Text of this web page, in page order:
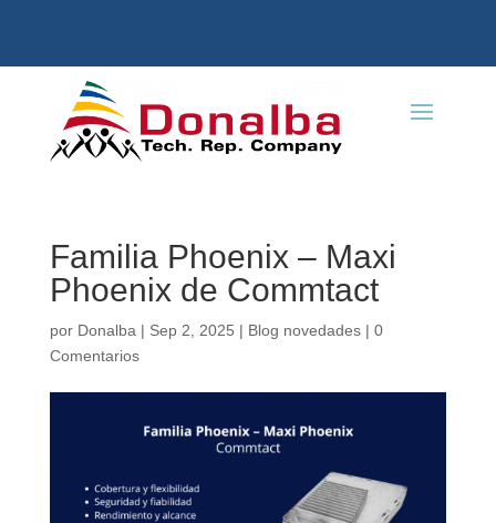
Familia Phoenix – Maxi
Phoenix de Commtact
por Donalba | Sep 2, 2025 | Blog novedades| 0
Comentarios